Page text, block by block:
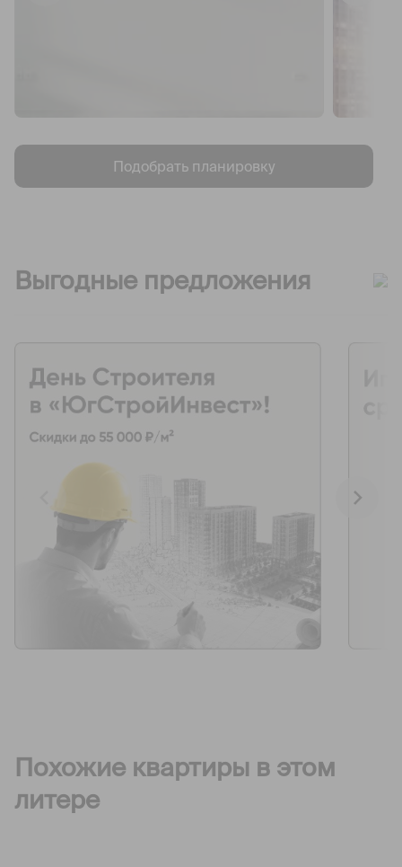
Подобрать планировку
Выгодные предложения
Похожие квартиры в этом
литере